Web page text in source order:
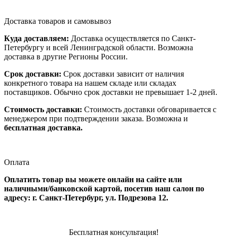
Доставка товаров и самовывоз
Куда доставляем: Доставка осуществляется по Санкт-
Петербургу и всей Ленинградской области. Возможна
доставка в другие Регионы России.
Срок доставки: Срок доставки зависит от наличия
конкретного товара на нашем складе или складах
поставщиков. Обычно срок доставки не превышает 1-2 дней.
Стоимость доставки: Стоимость доставки обговаривается с
менеджером при подтверждении заказа. Возможна и
бесплатная доставка.
Оплата
Оплатить товар вы можете онлайн на сайте или
наличными/банковской картой, посетив наш салон по
адресу: г. Санкт-Петербург, ул. Подрезова 12.
Бесплатная консультация!